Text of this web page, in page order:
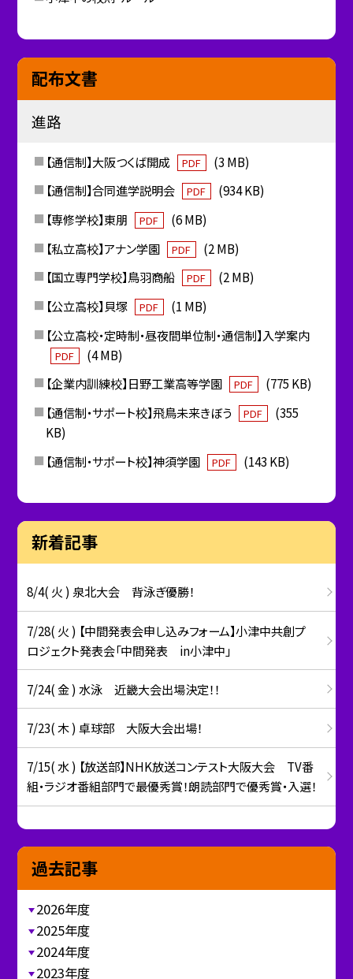
配布文書
進路
【通信制】大阪つくば開成 PDF
(3 MB)
【通信制】合同進学説明会
PDF
(934 KB)
【専修学校】東朋
PDF
(6 MB)
【私立高校】アナン学園
PDF
(2 MB)
【国立専門学校】鳥羽商船
PDF
(2 MB)
【公立高校】貝塚
PDF
(1 MB)
【公立高校・定時制・昼夜間単位制・通信制】入学案内
PDF
(4 MB)
【企業内訓練校】日野工業高等学園
PDF
(775 KB)
【通信制・サポート校】飛鳥未来きぼう
PDF
(355
KB)
【通信制・サポート校】神須学園
PDF (143 KB)
新着記事
8/4( 火 ) 泉北大会 背泳ぎ優勝！
7/28( 火 ) 【中間発表会申し込みフォーム】小津中共創プ
ロジェクト発表会「中間発表 in小津中」
7/24( 金 ) 水泳 近畿大会出場決定！！
7/23( 木 ) 卓球部 大阪大会出場！
7/15( 水 ) 【放送部】NHK放送コンテスト大阪大会 TV番
組・ラジオ番組部門で最優秀賞！朗読部門で優秀賞・入選！
過去記事
2026年度
2025年度
2024年度
2023年度